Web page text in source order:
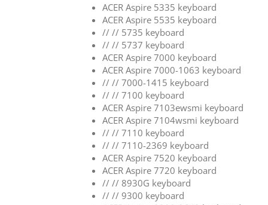
ACER Aspire 5335 keyboard
ACER Aspire 5535 keyboard
// // 5735 keyboard
// // 5737 keyboard
ACER Aspire 7000 keyboard
ACER Aspire 7000-1063 keyboard
// // 7000-1415 keyboard
// // 7100 keyboard
ACER Aspire 7103ewsmi keyboard
ACER Aspire 7104wsmi keyboard
// // 7110 keyboard
// // 7110-2369 keyboard
ACER Aspire 7520 keyboard
ACER Aspire 7720 keyboard
// // 8930G keyboard
// // 9300 keyboard